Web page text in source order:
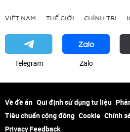
VIỆT NAM THẾ GIỚI CHÍNH TRỊ
Telegram Zalo
Về đề án Qui định sử dụng tư liệu
Tiêu chuẩn cộng đồng Cookie Chính
Privacy Feedback